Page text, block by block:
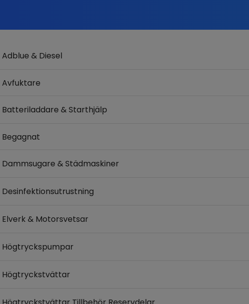
Adblue & Diesel
Avfuktare
Batteriladdare & Starthjälp
Begagnat
Dammsugare & Städmaskiner
Desinfektionsutrustning
Elverk & Motorsvetsar
Högtryckspumpar
Högtryckstvättar